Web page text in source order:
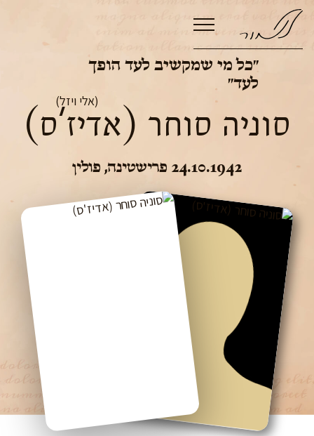
״כל מי שמקשיב לעד הופך
לעד״
(אלי ויזל)
סוניה סוחר (אדיז'ס)
24.10.1942 פרישטינה, פולין